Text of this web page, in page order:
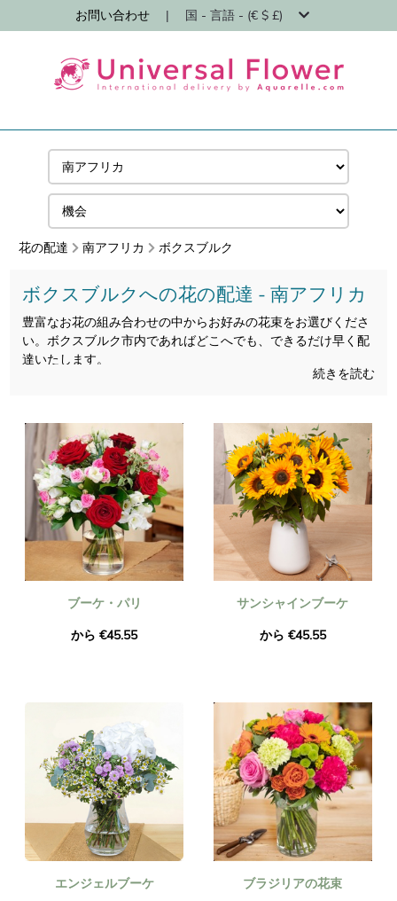
お問い合わせ | 国 - 言語 - (€ $ £)
花の配達 南アフリカ ボクスブルク
ボクスブルクへの花の配達 - 南アフリカ
豊富なお花の組み合わせの中からお好みの花束をお選びくださ
い。ボクスブルク市内であればどこへでも、できるだけ早く配
達いたします。
24 時間以内にボクスブルクに花を発送し、お届けする花が新
の花束が、お届けするものとまったく同じであることをご確認
ください。同一であることを確認するため、必ず写真を撮って
メールでお送りいたします。
続きを読む
ブーケ・パリ
から €45.55
サンシャインブーケ
から €45.55
エンジェルブーケ
ブラジリアの花束